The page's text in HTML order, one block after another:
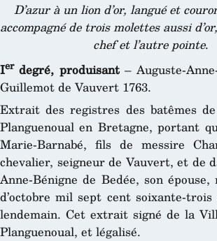
D’azur à un lion d’or, langué et
accompagné de trois molettes aussi
chef et l’autre pointe.
Ierdegré, produisant– Auguste-
Guillemot de Vauvert 1763.
Extrait des registres des batêmes
Planguenoual en Bretagne, portant
Marie-Barnabé, fils de messire
chevalier, seigneur de Vauvert, et de
Anne-Bénigne de Bedée, son
d’octobre mil sept cent soixante-
lendemain. Cet extrait signé de la
Planguenoual, et légalisé.